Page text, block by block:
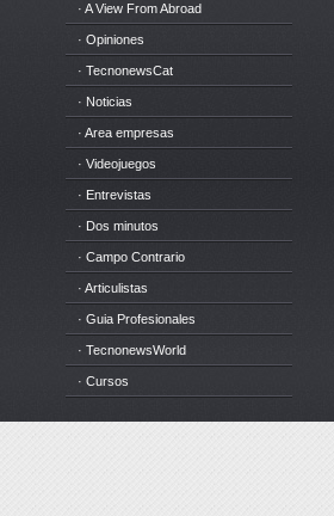
· A View From Abroad
· Opiniones
· TecnonewsCat
· Noticias
· Area empresas
· Videojuegos
· Entrevistas
· Dos minutos
· Campo Contrario
· Articulistas
· Guia Profesionales
· TecnonewsWorld
· Cursos